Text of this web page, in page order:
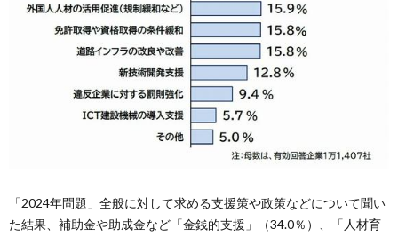
「2024年問題」全般に対して求める支援策や政策などについて聞い
た結果、補助金や助成金など「金銭的支援」（34.0％）、「人材育